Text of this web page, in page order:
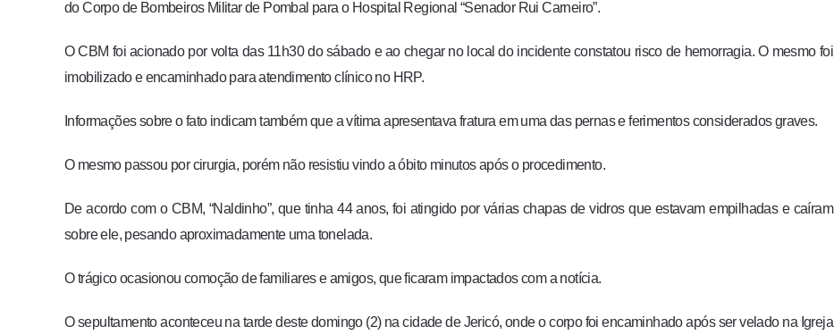
do Corpo de Bombeiros Militar de Pombal para o Hospital Regional “Senador Rui Carneiro”.
O CBM foi acionado por volta das 11h30 do sábado e ao chegar no local do incidente constatou risco de hemorragia. O mesmo foi
imobilizado e encaminhado para atendimento clínico no HRP.
Informações sobre o fato indicam também que a vítima apresentava fratura em uma das pernas e ferimentos considerados graves.
O mesmo passou por cirurgia, porém não resistiu vindo a óbito minutos após o procedimento.
De acordo com o CBM, “Naldinho”, que tinha 44 anos, foi atingido por várias chapas de vidros que estavam empilhadas e caíram
sobre ele, pesando aproximadamente uma tonelada.
O trágico ocasionou comoção de familiares e amigos, que ficaram impactados com a notícia.
O sepultamento aconteceu na tarde deste domingo (2) na cidade de Jericó, onde o corpo foi encaminhado após ser velado na Igreja